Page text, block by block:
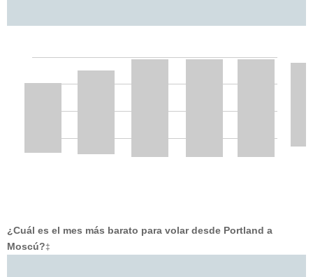
¿Cuál es el mes más barato para volar desde Portland a
Moscú?‡